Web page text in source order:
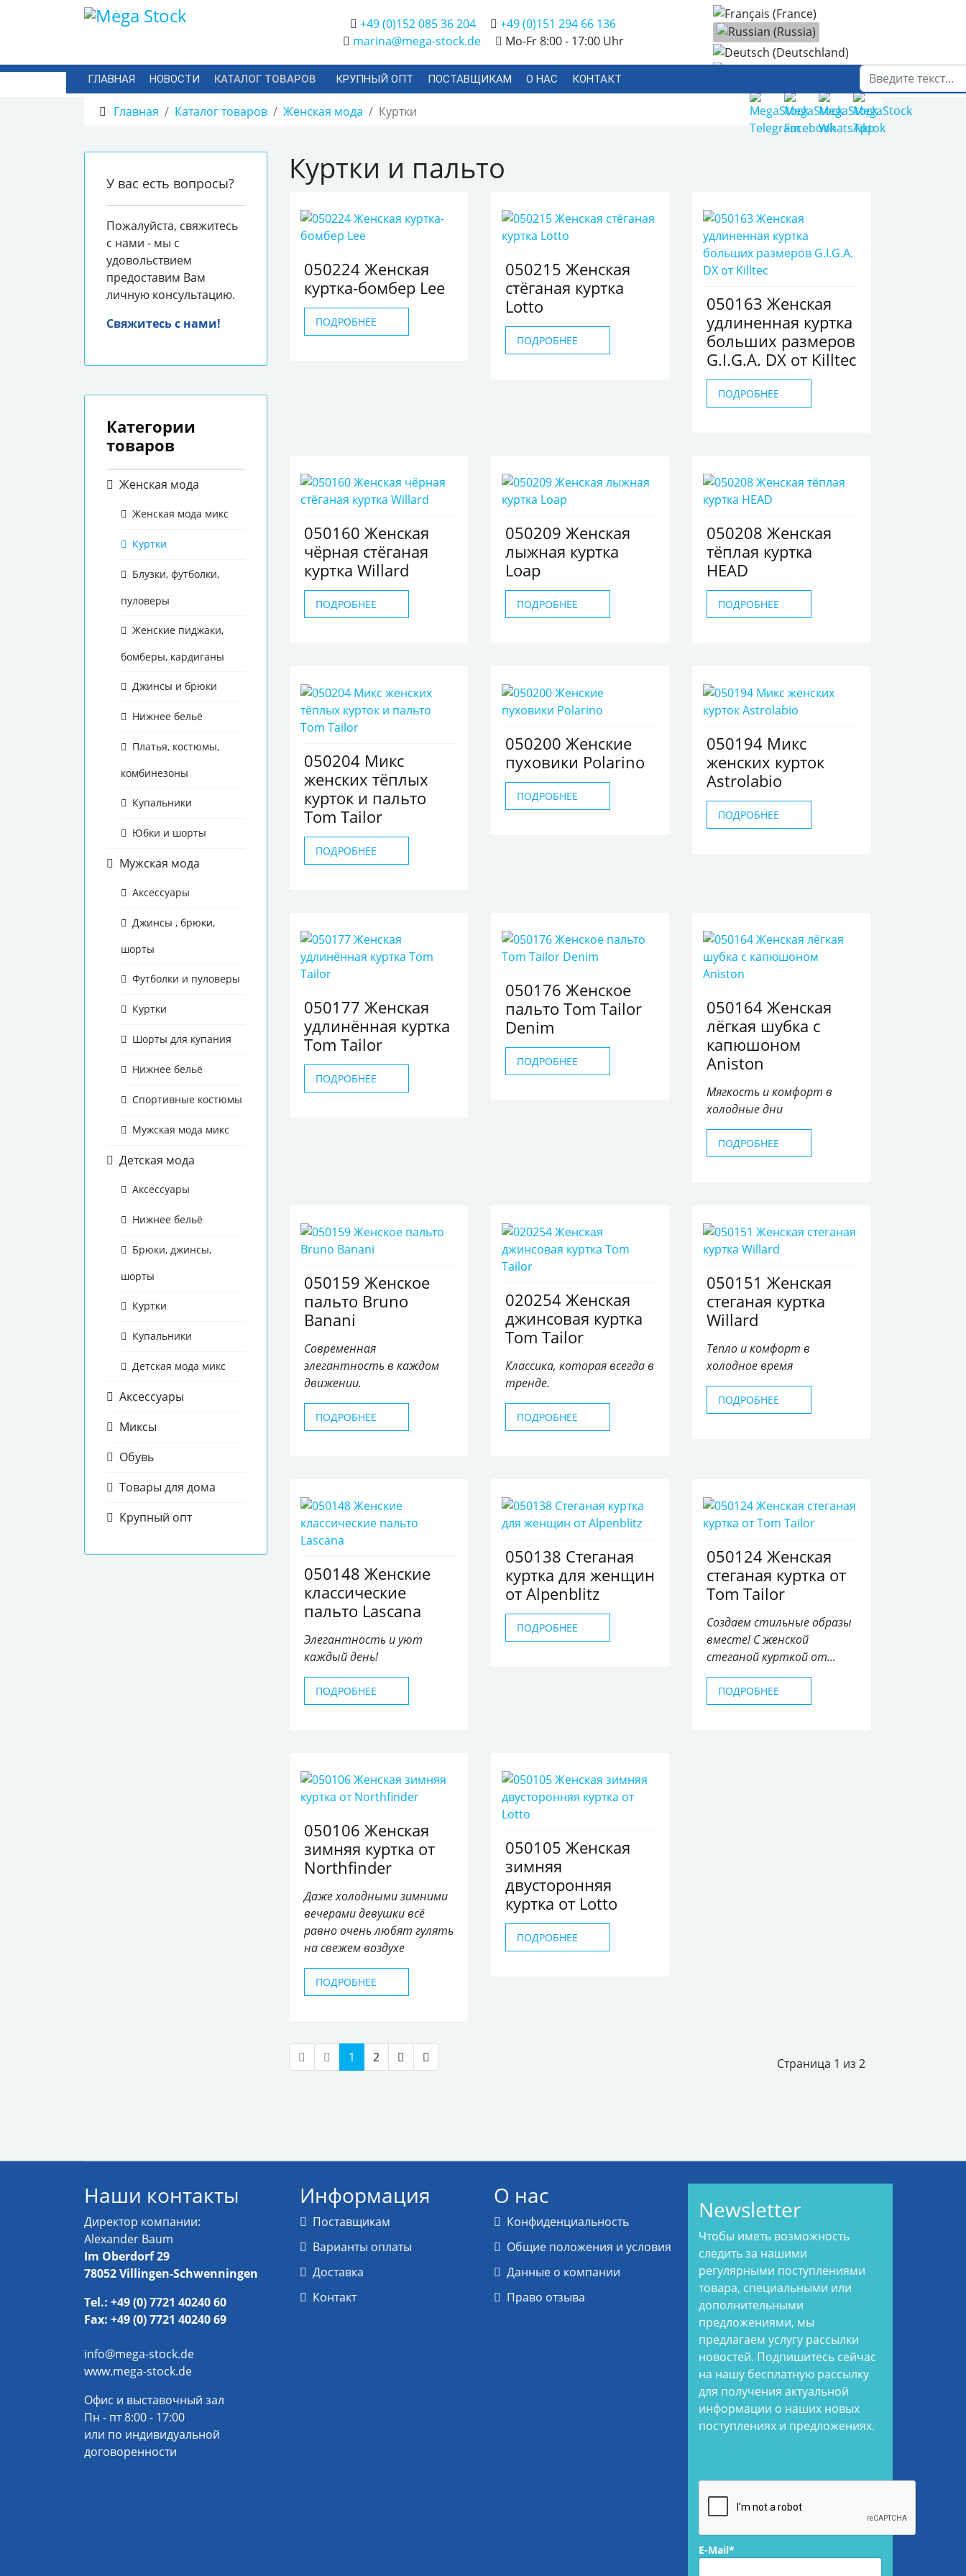
+49 (0)152 085 36 204
+49 (0)151 294 66 136
marina@mega-stock.de
Mo-Fr 8:00 - 17:00 Uhr
Выберите язык
Поиск
ГЛАВНАЯ НОВОСТИ КАТАЛОГ ТОВАРОВ КРУПНЫЙ ОПТ ПОСТАВЩИКАМ О НАС КОНТАКТ
Главная Каталог товаров Женская мода Куртки
У вас есть вопросы?
Пожалуйста, свяжитесь
с нами - мы с
удовольствием
предоставим Вам
личную консультацию.
Свяжитесь с нами!
Категории
товаров
Женская мода
Женская мода микс
Куртки
Блузки, футболки,
пуловеры
Женские пиджаки,
бомберы, кардиганы
Джинсы и брюки
Нижнее бельё
Платья, костюмы,
комбинезоны
Купальники
Юбки и шорты
Мужская мода
Аксессуары
Джинсы , брюки,
шорты
Футболки и пуловеры
Куртки
Шорты для купания
Нижнее бельё
Спортивные костюмы
Мужская мода микс
Детская мода
Аксессуары
Нижнее бельё
Брюки, джинсы,
шорты
Куртки
Купальники
Детская мода микс
Аксессуары
Миксы
Обувь
Товары для дома
Крупный опт
Куртки и пальто
050224 Женская
куртка-бомбер Lee
ПОДРОБНЕЕ
050215 Женская
стёганая куртка
Lotto
ПОДРОБНЕЕ
050163 Женская
удлиненная куртка
больших размеров
G.I.G.A. DX от Killtec
ПОДРОБНЕЕ
050160 Женская
чёрная стёганая
куртка Willard
ПОДРОБНЕЕ
050209 Женская
лыжная куртка
Loap
ПОДРОБНЕЕ
050208 Женская
тёплая куртка
HEAD
ПОДРОБНЕЕ
050204 Микс
женских тёплых
курток и пальто
Tom Tailor
ПОДРОБНЕЕ
050200 Женские
пуховики Polarino
ПОДРОБНЕЕ
050194 Микс
женских курток
Astrolabio
ПОДРОБНЕЕ
050177 Женская
удлинённая куртка
Tom Tailor
ПОДРОБНЕЕ
050176 Женское
пальто Tom Tailor
Denim
ПОДРОБНЕЕ
050164 Женская
лёгкая шубка с
капюшоном
Aniston
Мягкость и комфорт в
холодные дни
ПОДРОБНЕЕ
050159 Женское
пальто Bruno
Banani
Современная
элегантность в каждом
движении.
ПОДРОБНЕЕ
020254 Женская
джинсовая куртка
Tom Tailor
Классика, которая всегда в
тренде.
ПОДРОБНЕЕ
050151 Женская
стеганая куртка
Willard
Тепло и комфорт в
холодное время
ПОДРОБНЕЕ
050148 Женские
классические
пальто Lascana
Элегантность и уют
каждый день!
ПОДРОБНЕЕ
050138 Cтеганая
куртка для женщин
от Alpenblitz
ПОДРОБНЕЕ
050124 Женская
стеганая куртка от
Tom Tailor
Создаем стильные образы
вместе! С женской
стеганой курткой от...
ПОДРОБНЕЕ
050106 Женская
зимняя куртка от
Northfinder
Даже холодными зимними
вечерами девушки всё
равно очень любят гулять
на свежем воздухе
ПОДРОБНЕЕ
050105 Женская
зимняя
двусторонняя
куртка от Lotto
ПОДРОБНЕЕ
Страница 1 из 2
1 2
Наши контакты
Директор компании:
Alexander Baum
Im Oberdorf 29
78052 Villingen-Schwenningen
Tel.: +49 (0) 7721 40240 60
Fax: +49 (0) 7721 40240 69
info@mega-stock.de
www.mega-stock.de
Офис и выставочный зал
Пн - пт 8:00 - 17:00
или по индивидуальной
договоренности
Информация
Поставщикам
Варианты оплаты
Доставка
Контакт
О нас
Конфиденциальность
Общие положения и условия
Данные о компании
Право отзыва
Newsletter
Чтобы иметь возможность
следить за нашими
регулярными поступлениями
товара, специальными или
дополнительными
предложениями, мы
предлагаем услугу рассылки
новостей. Подпишитесь сейчас
на нашу бесплатную рассылку
для получения актуальной
информации о наших новых
поступлениях и предложениях.
E-Mail*